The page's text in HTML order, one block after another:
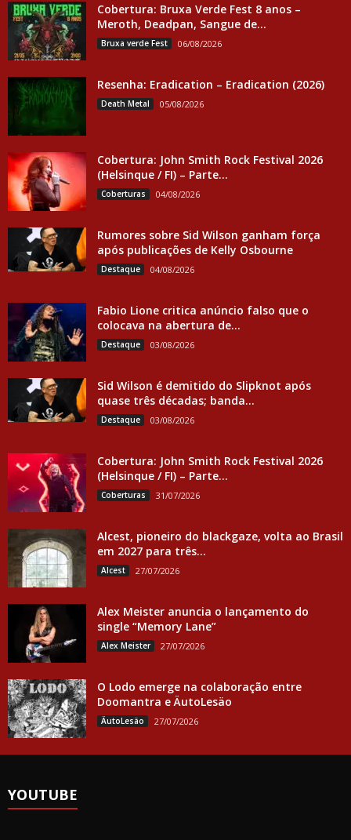
Cobertura: Bruxa Verde Fest 8 anos –
Meroth, Deadpan, Sangue de...
Bruxa verde Fest 06/08/2026
Resenha: Eradication – Eradication (2026)
Death Metal 05/08/2026
Cobertura: John Smith Rock Festival 2026
(Helsinque / FI) – Parte...
Coberturas 04/08/2026
Rumores sobre Sid Wilson ganham força
após publicações de Kelly Osbourne
Destaque 04/08/2026
Fabio Lione critica anúncio falso que o
colocava na abertura de...
Destaque 03/08/2026
Sid Wilson é demitido do Slipknot após
quase três décadas; banda...
Destaque 03/08/2026
Cobertura: John Smith Rock Festival 2026
(Helsinque / FI) – Parte...
Coberturas 31/07/2026
Alcest, pioneiro do blackgaze, volta ao Brasil
em 2027 para três...
Alcest 27/07/2026
Alex Meister anuncia o lançamento do
single “Memory Lane”
Alex Meister 27/07/2026
O Lodo emerge na colaboração entre
Doomantra e ÄutoLesäo
ÄutoLesäo 27/07/2026
YOUTUBE